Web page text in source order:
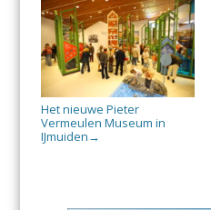
Het nieuwe Pieter
Vermeulen Museum in
IJmuiden →